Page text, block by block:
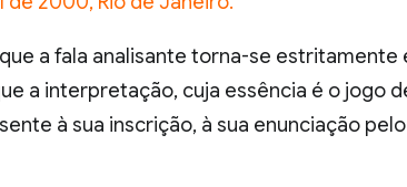
a fala analisante torna-se
a interpretação, cuja essência é o jogo
à sua inscrição, à sua enunciação